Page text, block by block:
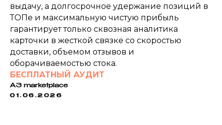
выдачу, а долгосрочное удержание позиций в
ТОПе и максимальную чистую прибыль
гарантирует только сквозная аналитика
карточки в жесткой связке со скоростью
доставки, объемом отзывов и
оборачиваемостью стока.
БЕСПЛАТНЫЙ АУДИТ
A3 marketplace
01.06.2026